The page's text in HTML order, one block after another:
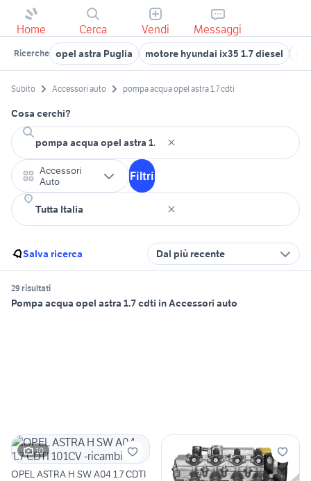
Home Cerca Vendi Messaggi
Ricerche opel astra Puglia motore hyundai ix35 1.7 diesel
Subito Accessori auto pompa acqua opel astra 1.7 cdti
Cosa cerchi?
Accessori
Auto
Filtri
Salva ricerca Dal più recente
29 risultati
Pompa acqua opel astra 1.7 cdti in Accessori auto
10
OPEL ASTRA H SW A04 1.7 CDTI